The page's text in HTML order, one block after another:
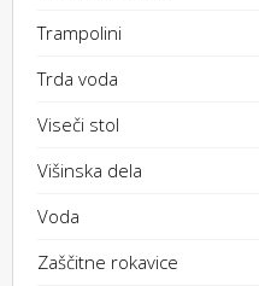
Trampolini
Trda voda
Viseči stol
Višinska dela
Voda
Zaščitne rokavice